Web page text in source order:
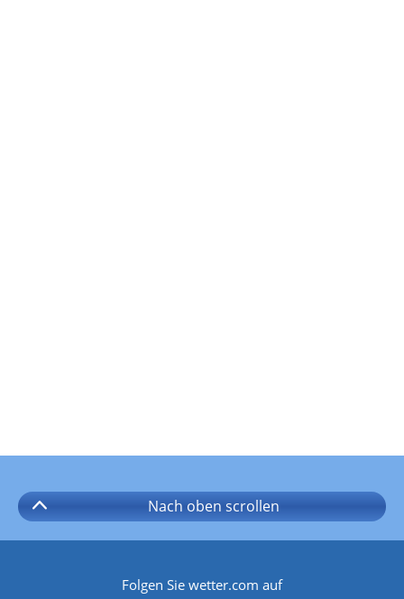
Nach oben scrollen
Folgen Sie wetter.com auf